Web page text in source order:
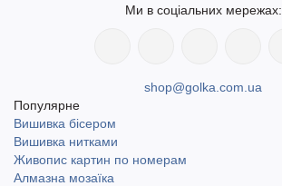
Ми в соціальних мережах:
shop@golka.com.ua
Популярне
Вишивка бісером
Вишивка нитками
Живопис картин по номерам
Алмазна мозаїка